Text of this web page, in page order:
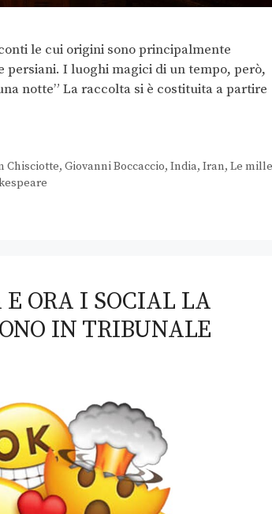
le cui origini sono principalmente
I luoghi magici di un tempo, però,
notte” La raccolta si è costituita a partire
Chisciotte, Giovanni Boccaccio, India, Iran, Le mille
E ORA I SOCIAL LA
IN TRIBUNALE